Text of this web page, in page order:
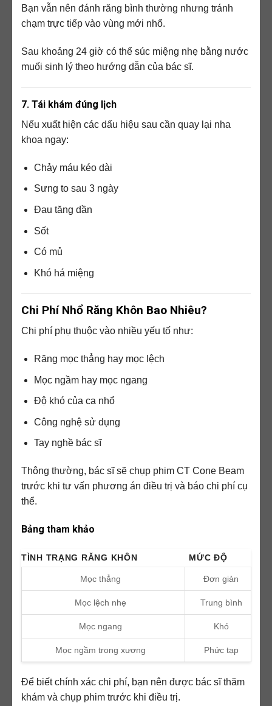
Bạn vẫn nên đánh răng bình thường nhưng tránh
chạm trực tiếp vào vùng mới nhổ.
Sau khoảng 24 giờ có thể súc miệng nhẹ bằng nước
muối sinh lý theo hướng dẫn của bác sĩ.
7. Tái khám đúng lịch
Nếu xuất hiện các dấu hiệu sau cần quay lại nha
khoa ngay:
Chảy máu kéo dài
Sưng to sau 3 ngày
Đau tăng dần
Sốt
Có mủ
Khó há miệng
Chi Phí Nhổ Răng Khôn Bao Nhiêu?
Chi phí phụ thuộc vào nhiều yếu tố như:
Răng mọc thẳng hay mọc lệch
Mọc ngầm hay mọc ngang
Độ khó của ca nhổ
Công nghệ sử dụng
Tay nghề bác sĩ
Thông thường, bác sĩ sẽ chụp phim CT Cone Beam
trước khi tư vấn phương án điều trị và báo chi phí cụ
thể.
Bảng tham khảo
TÌNH TRẠNG RĂNG KHÔN MỨC ĐỘ
Mọc thẳng Đơn giản
Mọc lệch nhẹ Trung bình
Mọc ngang Khó
Mọc ngầm trong xương Phức tạp
Để biết chính xác chi phí, bạn nên được bác sĩ thăm
khám và chụp phim trước khi điều trị.